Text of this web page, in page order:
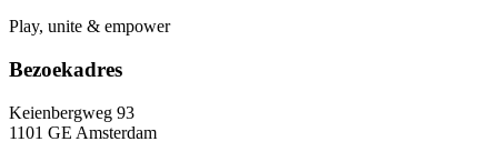
Play, unite & empower
Bezoekadres
Keienbergweg 93
1101 GE Amsterdam